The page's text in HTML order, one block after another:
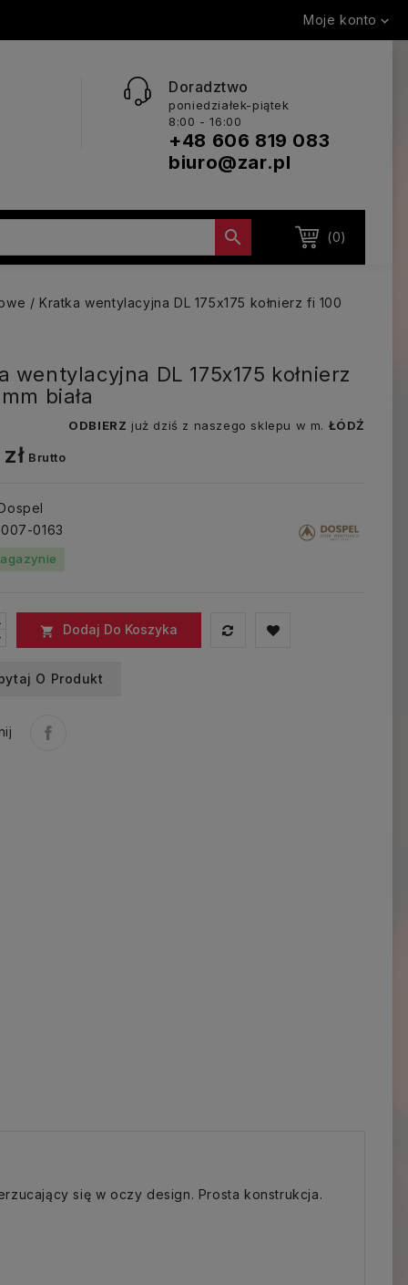
Moje konto 
Doradztwo
poniedziałek-piątek
8:00 - 16:00
+48 606 819 083
biuro@zar.pl
(0)

Kratka wentylacyjna DL 175x175 kołnierz fi 100
wentylacyjna DL 175x175 kołnierz
biała
ODBIERZ już dziś z naszego sklepu w m. ŁÓDŹ
Brutto
0163
 Dodaj Do Koszyka
O Produkt
się w oczy design. Prosta konstrukcja.